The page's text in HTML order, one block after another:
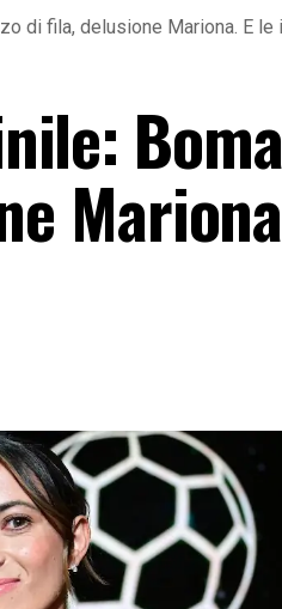
di fila, delusione Mariona. E le